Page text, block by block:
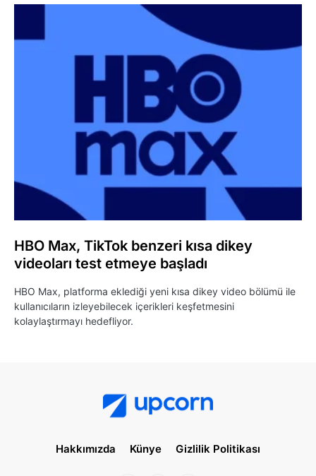
HBO Max, TikTok benzeri kısa dikey
videoları test etmeye başladı
HBO Max, platforma eklediği yeni kısa dikey video bölümü ile
kullanıcıların izleyebilecek içerikleri keşfetmesini
kolaylaştırmayı hedefliyor.
Hakkımızda Künye Gizlilik Politikası